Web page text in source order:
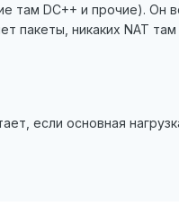
там DC++ и прочие). Он
пакеты, никаких NAT
если основная